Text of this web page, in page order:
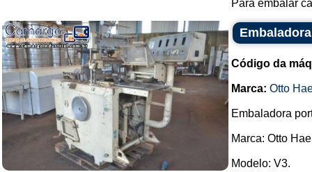
Para embalar
Código da
Marca: Otto
Embaladora
Marca: Otto
Modelo: V3.